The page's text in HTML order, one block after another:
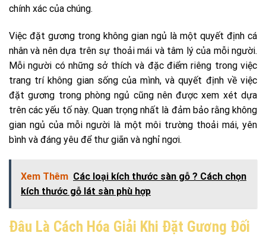
chính xác của chúng.
Việc đặt gương trong không gian ngủ là một quyết định cá
nhân và nên dựa trên sự thoải mái và tâm lý của mỗi người.
Mỗi người có những sở thích và đặc điểm riêng trong việc
trang trí không gian sống của mình, và quyết định về việc
đặt gương trong phòng ngủ cũng nên được xem xét dựa
trên các yếu tố này. Quan trọng nhất là đảm bảo rằng không
gian ngủ của mỗi người là một môi trường thoải mái, yên
bình và đáng yêu để thư giãn và nghỉ ngơi.
Xem Thêm Các loại kích thước sàn gỗ ? Cách chọn
kích thước gỗ lát sàn phù hợp
Đâu Là Cách Hóa Giải Khi Đặt Gương Đối